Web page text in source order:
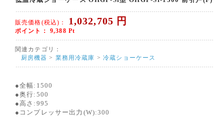
販売価格(税込)： 1,032,705 円
ポイント： 9,388 Pt
関連カテゴリ：
厨房機器 > 業務用冷蔵庫 >冷蔵ショーケース
●全幅:1500
●奥行:500
●高さ:995
●コンプレッサー出力(W):300